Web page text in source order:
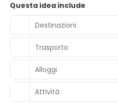
Questa idea include
Destinazioni
Trasporto
Alloggi
Attività